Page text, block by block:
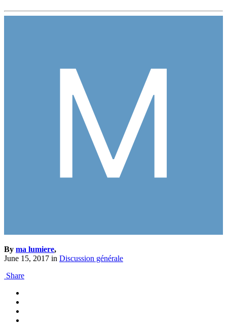
By ma lumiere,
June 15, 2017 in Discussion générale
Share